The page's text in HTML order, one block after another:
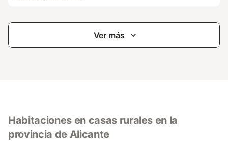
Ver más
Habitaciones en casas rurales en la
provincia de Alicante